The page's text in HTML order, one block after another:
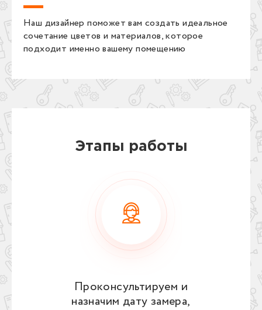
Наш дизайнер поможет вам создать идеальное
сочетание цветов и материалов, которое
подходит именно вашему помещению
Этапы работы
Проконсультируем и
назначим дату замера,